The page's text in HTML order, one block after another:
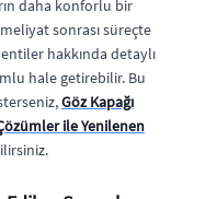
daha konforlu bir
sonrası süreçte
hakkında detaylı
hale getirebilir. Bu
Göz Kapağı
ile Yenilenen